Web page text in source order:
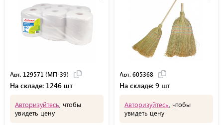
Арт. 129571 (МП-39)
На складе: 1246 шт
Авторизуйтесь , чтобы
увидеть цену
Арт. 605368
На складе: 9 шт
Авторизуйтесь , чтобы
увидеть цену